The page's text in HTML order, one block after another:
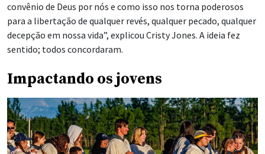
convênio de Deus por nós e como isso nos torna poderosos
para a libertação de qualquer revés, qualquer pecado, qualquer
decepção em nossa vida”, explicou Cristy Jones. A ideia fez
sentido; todos concordaram.
Impactando os jovens